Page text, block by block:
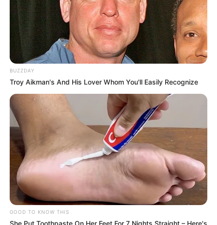
atribuições dos Agentes Comunitários de Saúde e dos Agentes de
Combate às Endemias e está concluindo a formação técnica de
quase 200 mil agentes de saúde em todo o Brasil.
BUZZDAY
Troy Aikman's And His Lover Whom You'll Easily Recognize
GOOD TO KNOW THIS